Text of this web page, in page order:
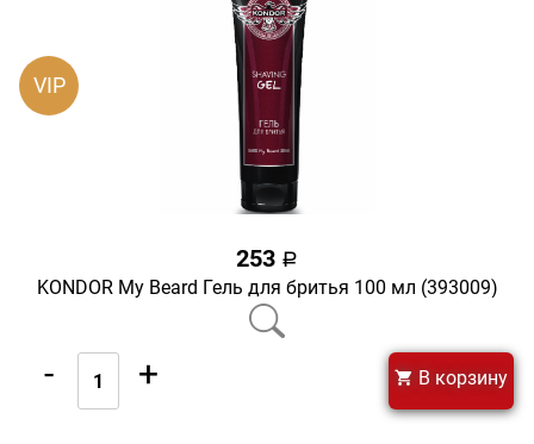
VIP
253 a
KONDOR My Beard Гель для бритья 100 мл (393009)
- + В корзину